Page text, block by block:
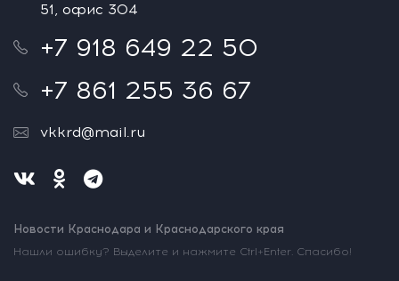
51, офис 304
+7 918 649 22 50
+7 861 255 36 67
vkkrd@mail.ru
Новости Краснодара и Краснодарского края
Нашли ошибку? Выделите и нажмите Ctrl+Enter. Спасибо!